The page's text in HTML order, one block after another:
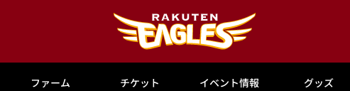
ファーム チケット イベント情報 グッズ